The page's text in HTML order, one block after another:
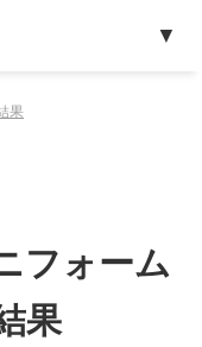
果
フォーム
果